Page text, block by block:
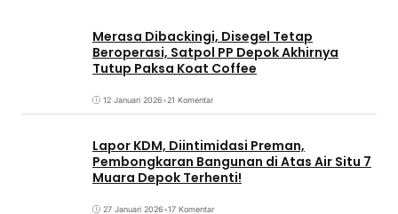
Merasa Dibackingi, Disegel Tetap
Beroperasi, Satpol PP Depok Akhirnya
Tutup Paksa Koat Coffee
12 Januari 2026•21 Komentar
Lapor KDM, Diintimidasi Preman,
Pembongkaran Bangunan di Atas Air Situ 7
Muara Depok Terhenti!
27 Januari 2026•17 Komentar